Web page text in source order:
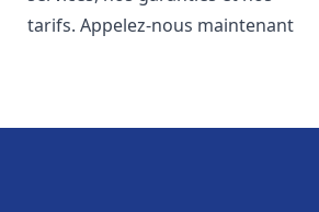
tarifs. Appelez-nous maintenant